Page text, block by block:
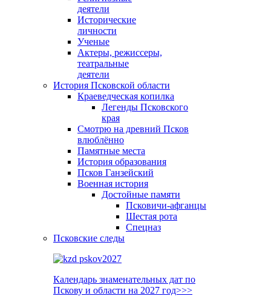
деятели
Исторические
личности
Ученые
Актеры, режиссеры,
театральные
деятели
История Псковской области
Краеведческая копилка
Легенды Псковского
края
Смотрю на древний Псков
влюблённо
Памятные места
История образования
Псков Ганзейский
Военная история
Достойные памяти
Псковичи-афганцы
Шестая рота
Спецназ
Псковские следы
Календарь знаменательных дат по
Пскову и области на 2027 год>>>